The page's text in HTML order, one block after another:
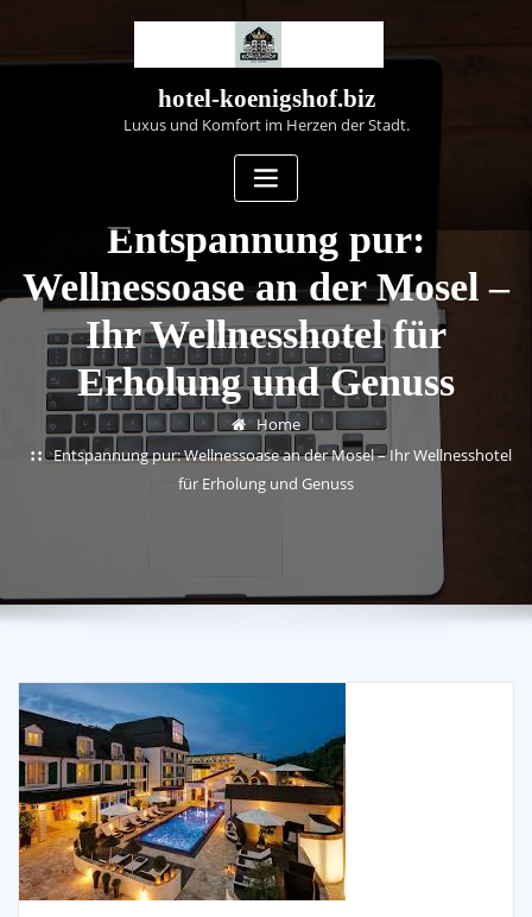
content
hotel-koenigshof.biz
Luxus und Komfort im Herzen der Stadt.
Entspannung pur:
Wellnessoase an der Mosel –
Ihr Wellnesshotel für
Erholung und Genuss
Home
Entspannung pur: Wellnessoase an der Mosel – Ihr Wellnesshotel
für Erholung und Genuss